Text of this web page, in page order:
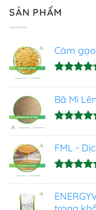
SẢN PHẨM
Cám
5 sao
Bã Mì
5 sao
FML -
5 sao